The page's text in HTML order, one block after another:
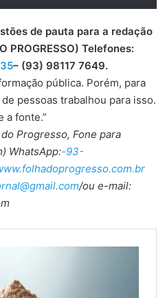
de pauta para a redação
PROGRESSO) Telefones:
– (93) 98117 7649.
pública. Porém, para
pessoas trabalhou para isso.
a fonte.”
Progresso, Fone para
WhatsApp:-93-
/ou e-mail: